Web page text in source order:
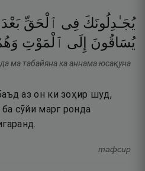
يُجَـٰدِلُونَكَ فِى ٱلْحَقِّ بَعْدَ
يُسَاقُونَ
إِلَى ٱلْمَوْتِ
ма табайяна ка аннама юсақуна
аз он ки зоҳир шуд,
сӯйи марг ронда
тафсир